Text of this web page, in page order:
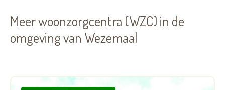
Meer woonzorgcentra (WZC) in de
omgeving van Wezemaal